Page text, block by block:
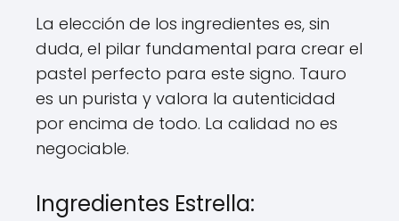
La elección de los ingredientes es, sin
duda, el pilar fundamental para crear el
pastel perfecto para este signo. Tauro
es un purista y valora la autenticidad
por encima de todo. La calidad no es
negociable.
Ingredientes Estrella: